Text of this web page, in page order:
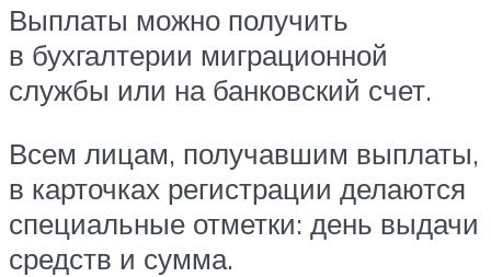
Выплаты можно получить
в бухгалтерии миграционной
службы или на банковский счет.
Всем лицам, получавшим выплаты,
в карточках регистрации делаются
специальные отметки: день выдачи
средств и сумма.